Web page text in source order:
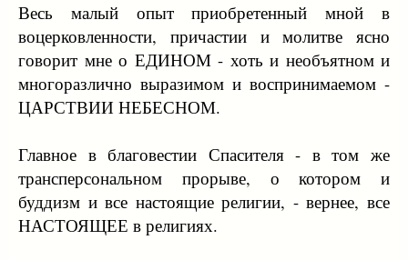
Весь малый опыт приобретенный мной в
воцерковленности, причастии и молитве ясно
говорит мне о ЕДИНОМ - хоть и необъятном и
многоразлично выразимом и воспринимаемом -
ЦАРСТВИИ НЕБЕСНОМ.
Главное в благовестии Спасителя - в том же
трансперсональном прорыве, о котором и
буддизм и все настоящие религии, - вернее, все
НАСТОЯЩЕЕ в религиях.